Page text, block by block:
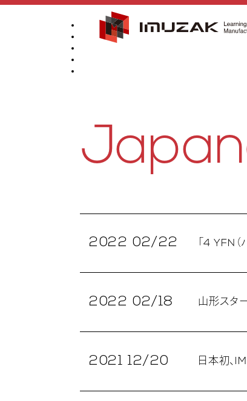
2022 02/22 「4 YFN
2022 02/18 山形スタ
2021 12/20 日本初、